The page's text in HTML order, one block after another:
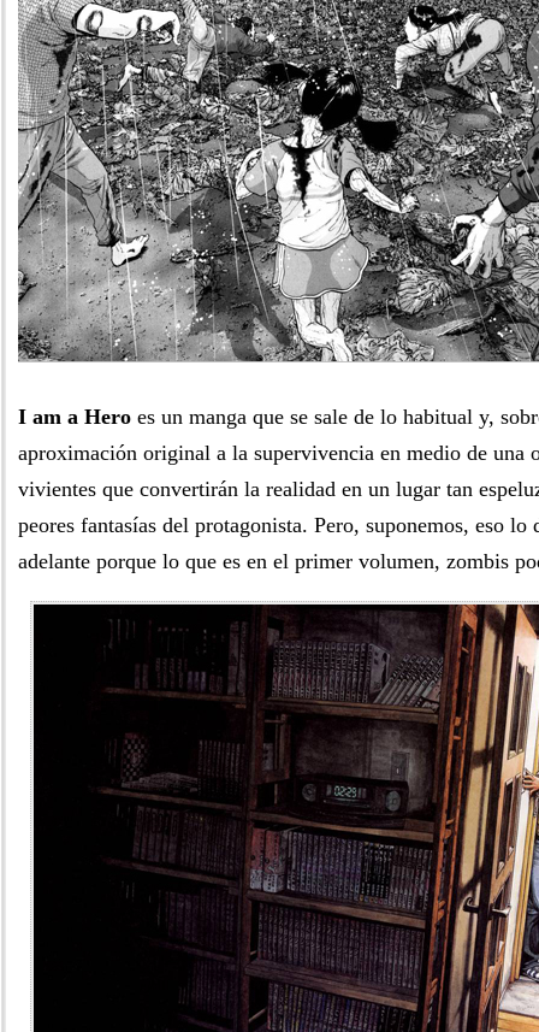
I am a Hero es un manga que se sale de lo habitual y,
aproximación original a la supervivencia en medio de una
vivientes que convertirán la realidad en un lugar tan
peores fantasías del protagonista. Pero, suponemos, eso lo
adelante porque lo que es en el primer volumen, zombis